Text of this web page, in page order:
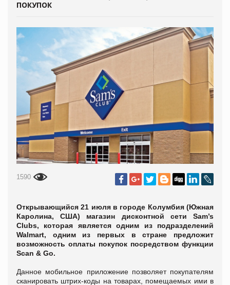
ПОКУПОК
1590
Открывающийся 21 июля в городе Колумбия (Южная
Каролина, США) магазин дисконтной сети Sam’s
Clubs, которая является одним из подразделений
Walmart, одним из первых в стране предложит
возможность оплаты покупок посредством функции
Scan & Go.
Данное мобильное приложение позволяет покупателям
сканировать штрих-коды на товарах, помещаемых ими в